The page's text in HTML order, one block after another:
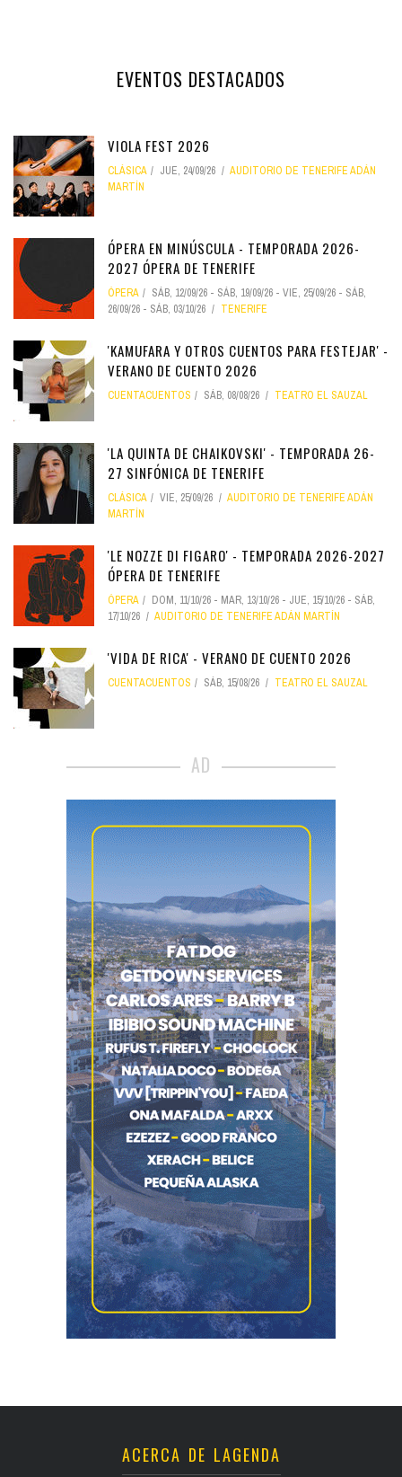
EVENTOS DESTACADOS
VIOLA FEST 2026
CLÁSICA JUE, 24/09/26
AUDITORIO DE TENERIFE ADÁN
MARTÍN
ÓPERA EN MINÚSCULA - TEMPORADA 2026-
2027 ÓPERA DE TENERIFE
ÓPERA SÁB, 12/09/26 - SÁB, 19/09/26 - VIE, 25/09/26 - SÁB,
26/09/26 - SÁB, 03/10/26 TENERIFE
'KAMUFARA Y OTROS CUENTOS PARA FESTEJAR' -
VERANO DE CUENTO 2026
CUENTACUENTOS SÁB, 08/08/26 TEATRO EL SAUZAL
'LA QUINTA DE CHAIKOVSKI' - TEMPORADA 26-
27 SINFÓNICA DE TENERIFE
CLÁSICA VIE, 25/09/26
AUDITORIO DE TENERIFE ADÁN
MARTÍN
'LE NOZZE DI FIGARO' - TEMPORADA 2026-2027
ÓPERA DE TENERIFE
ÓPERA DOM, 11/10/26 - MAR, 13/10/26 - JUE, 15/10/26 - SÁB,
17/10/26
AUDITORIO DE TENERIFE ADÁN MARTÍN
'VIDA DE RICA' - VERANO DE CUENTO 2026
CUENTACUENTOS SÁB, 15/08/26 TEATRO EL SAUZAL
AD
ACERCA DE LAGENDA